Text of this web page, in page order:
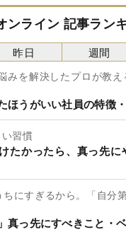
ンライン 記事ラン
みを解決したプロが教
ほうがいい社員の特徴
習慣
たかったら、真っ先に
ちにすぎるから。「自分
真っ先にすべきこと・
昨日 週間